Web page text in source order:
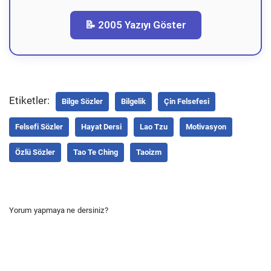
📝 2005 Yazıyı Göster
Etiketler: Bilge Sözler Bilgelik Çin Felsefesi
Felsefi Sözler Hayat Dersi Lao Tzu Motivasyon
Özlü Sözler Tao Te Ching Taoizm
Yorum yapmaya ne dersiniz?